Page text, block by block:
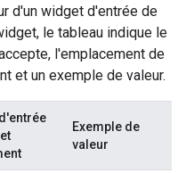
d'un widget d'entrée de
le tableau indique le
l'emplacement de
et un exemple de valeur.
Exemple de
valeur